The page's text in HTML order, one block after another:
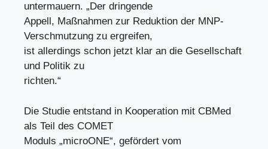
untermauern. „Der dringende
Appell, Maßnahmen zur Reduktion der MNP-
Verschmutzung zu ergreifen,
ist allerdings schon jetzt klar an die Gesellschaft
und Politik zu
richten.“
Die Studie entstand in Kooperation mit CBMed
als Teil des COMET
Moduls „microONE“, gefördert vom